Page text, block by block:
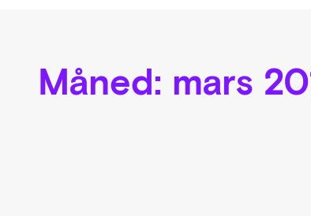
Måned: mars